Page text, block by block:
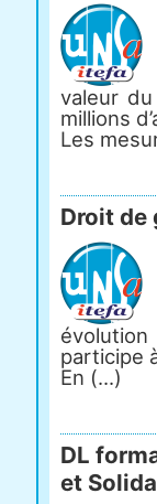
valeur
millions
Les
Droit de
participe
En (...)
DL
et